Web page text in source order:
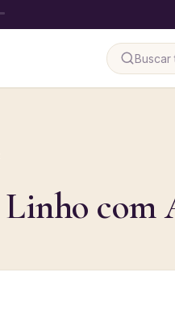
Linho com